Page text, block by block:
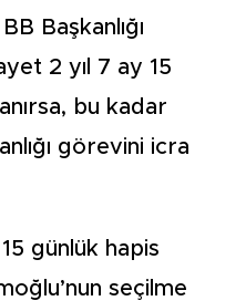
Başkanlığı
2 yıl 7 ay 15
bu kadar
görevini icra
günlük hapis
seçilme